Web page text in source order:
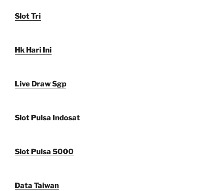
Slot Tri
Hk Hari Ini
Live Draw Sgp
Slot Pulsa Indosat
Slot Pulsa 5000
Data Taiwan